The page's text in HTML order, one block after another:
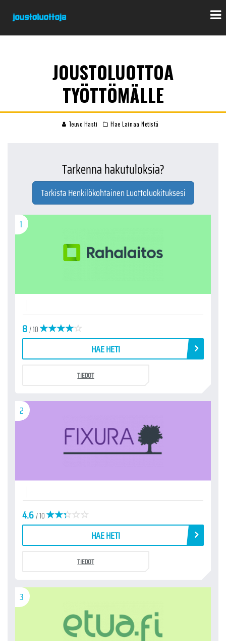
JOUSTOLUOTTOA
TYÖTTÖMÄLLE
Teuvo Hasti Hae Lainaa Netistä
Tarkenna hakutuloksia?
Tarkista Henkilökohtainen Luottoluokituksesi
1
8/ 10
HAE HETI
TIEDOT
2
4.6/ 10
HAE HETI
TIEDOT
3